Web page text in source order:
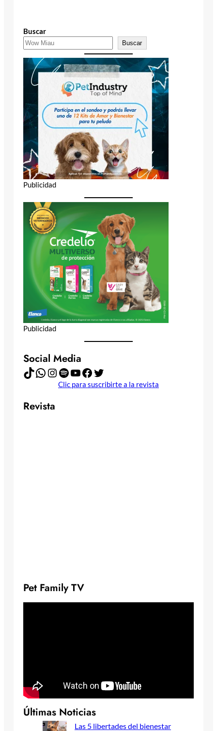
Buscar
Buscar
Publicidad
Publicidad
Social Media
TikTok WhatsApp Instagram Spotify YouTube Facebook Twitter
Clic para suscribirte a la revista
Revista
Pet Family TV
Últimas Noticias
Las 5 libertades del bienestar